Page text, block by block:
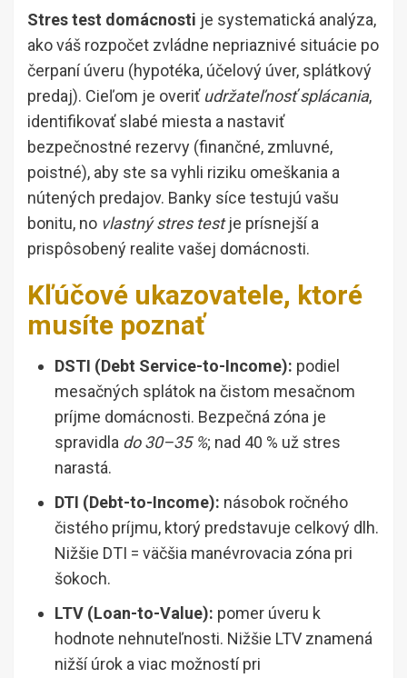
Stres test domácnosti je systematická analýza,
ako váš rozpočet zvládne nepriaznivé situácie po
čerpaní úveru (hypotéka, účelový úver, splátkový
predaj). Cieľom je overiť udržateľnosť splácania,
identifikovať slabé miesta a nastaviť
bezpečnostné rezervy (finančné, zmluvné,
poistné), aby ste sa vyhli riziku omeškania a
nútených predajov. Banky síce testujú vašu
bonitu, no vlastný stres testje prísnejší a
prispôsobený realite vašej domácnosti.
Kľúčové ukazovatele, ktoré
musíte poznať
DSTI (Debt Service-to-Income): podiel
mesačných splátok na čistom mesačnom
príjme domácnosti. Bezpečná zóna je
spravidla do 30–35 %; nad 40 % už stres
narastá.
DTI (Debt-to-Income): násobok ročného
čistého príjmu, ktorý predstavuje celkový dlh.
Nižšie DTI = väčšia manévrovacia zóna pri
šokoch.
LTV (Loan-to-Value): pomer úveru k
hodnote nehnuteľnosti. Nižšie LTV znamená
nižší úrok a viac možností pri